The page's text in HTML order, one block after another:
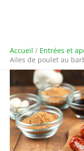
Accueil
Entrées et
Ailes de poulet au